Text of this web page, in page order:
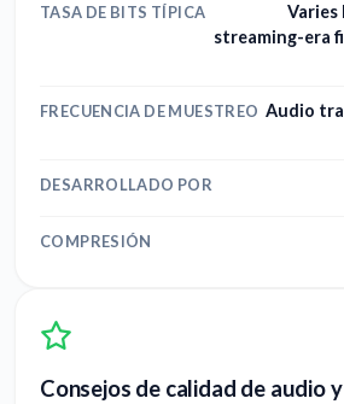
TASA DE BITS TÍPICA
Varies
streaming-era
FRECUENCIA DE MUESTREO Audio
DESARROLLADO POR
COMPRESIÓN
Consejos de calidad de audio